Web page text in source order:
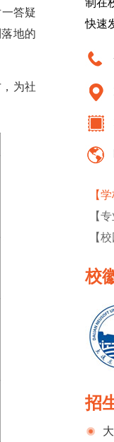
答疑
地的
为社
制在
快速
【
【
【
校
招